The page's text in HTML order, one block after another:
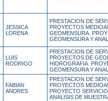
JESSICA
LORENA
PRESTACION DE
PROYECTOS
GEOMENSURA.
GEOMENSURA Y
LUIS
RODRIGO
PRESTACION DE
PROYECTOS DE
HIDROGRAFIA.
GEOMENSURA Y
FABIAN
ANDRES
PRESTACION DE
PROYECTOS
PROYECTO
ANALISIS DE